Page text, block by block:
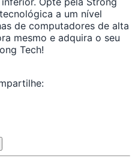
a um nível
de computadores de alta
mesmo e adquira o seu
Tech!